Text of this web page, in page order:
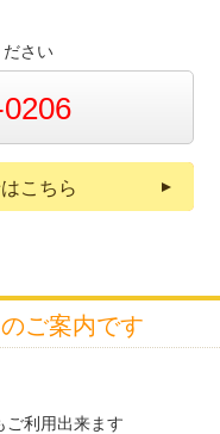
ださい
こちら
ご案内です
ご利用出来ます